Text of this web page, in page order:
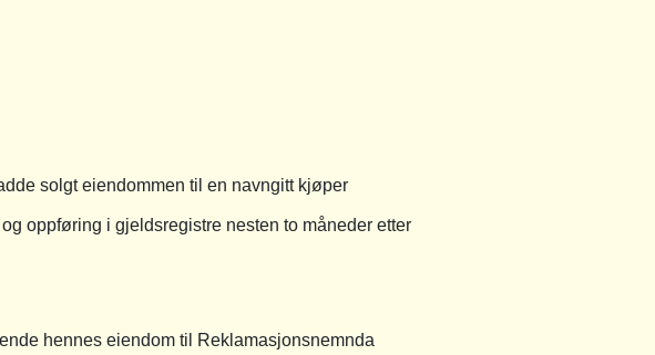
solgt eiendommen til en navngitt kjøper
oppføring i gjeldsregistre nesten to måneder etter
hennes eiendom til Reklamasjonsnemnda